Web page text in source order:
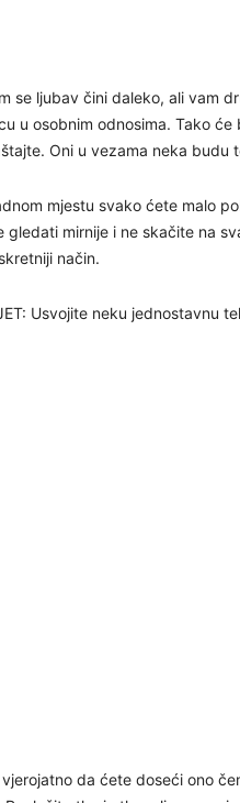
se ljubav čini daleko, ali vam
u osobnim odnosima. Tako
Oni u vezama neka budu
mjestu svako ćete malo
gledati mirnije i ne skačite na
način.
Usvojite neku jednostavnu
vjerojatno da ćete doseći ono